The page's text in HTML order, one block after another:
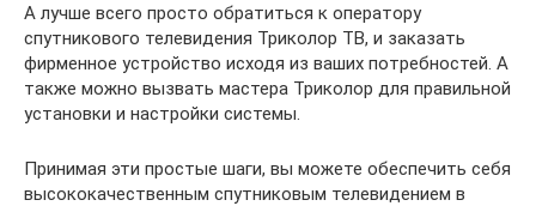
А лучше всего просто обратиться к оператору
спутникового телевидения Триколор ТВ, и заказать
фирменное устройство исходя из ваших потребностей. А
также можно вызвать мастера Триколор для правильной
установки и настройки системы.
Принимая эти простые шаги, вы можете обеспечить себя
высококачественным спутниковым телевидением в